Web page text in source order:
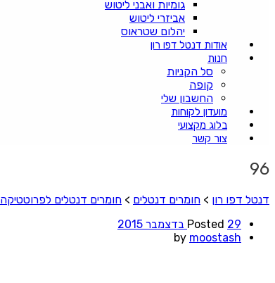
גומיות ואבני ליטוש
אביזרי ליטוש
יהלום שטראוס
אודות דנטל דפו רון
חנות
סל הקניות
קופה
החשבון שלי
מועדון לקוחות
בלוג מקצועי
צור קשר
96
דנטל דפו רון > חומרים דנטלים > חומרים דנטלים לפרוטטיקה
Posted 29 בדצמבר 2015
by moostash